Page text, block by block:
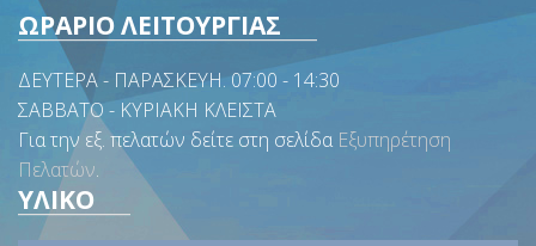
ΩΡΑΡΙΟ ΛΕΙΤΟΥΡΓΙΑΣ
ΔΕΥΤΕΡΑ - ΠΑΡΑΣΚΕΥΗ. 07:00 - 14:30
ΣΑΒΒΑΤΟ - ΚΥΡΙΑΚΗ ΚΛΕΙΣΤΑ
Για την εξ. πελατών δείτε στη σελίδα Εξυπηρέτηση
Πελατών.
ΥΛΙΚΟ